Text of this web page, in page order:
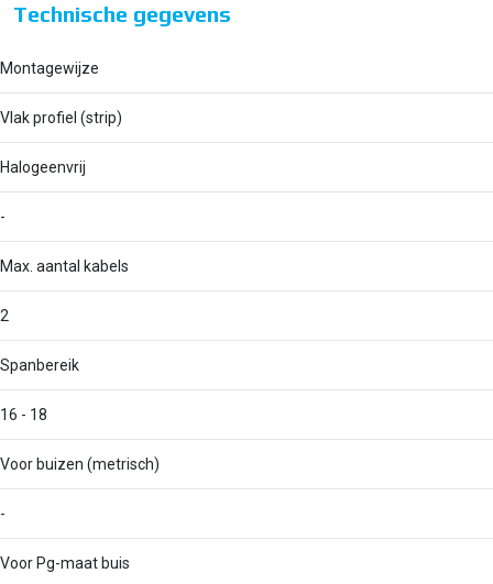
Technische gegevens
Montagewijze
Vlak profiel (strip)
Halogeenvrij
-
Max. aantal kabels
2
Spanbereik
16 - 18
Voor buizen (metrisch)
-
Voor Pg-maat buis